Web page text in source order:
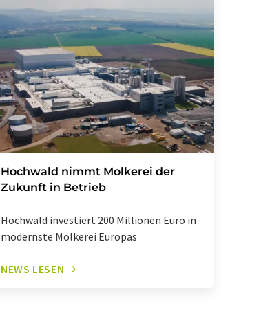
Hochwald nimmt Molkerei der
Zukunft in Betrieb
Hochwald investiert 200 Millionen Euro in
modernste Molkerei Europas
NEWS LESEN